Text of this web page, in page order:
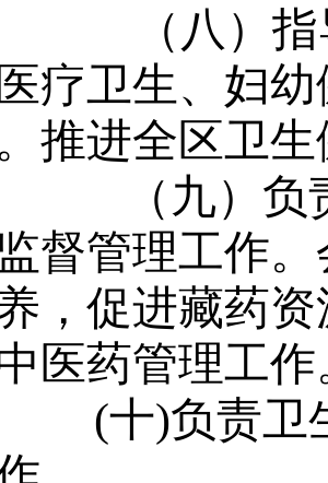
（八）
疗卫生、妇
推进全区卫
（九）
督管理工作
，促进藏药
医药管理工作
(十)负责卫